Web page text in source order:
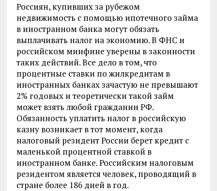
Россиян, купивших за рубежом
недвижимость с помощью ипотечного займа
в иностранном банка могут обязать
выплачивать налог на экономию. В ФНС и
российском минфине уверены в законности
таких действий. Все дело в том, что
процентные ставки по жилкредитам в
иностранных банках зачастую не превышают
2% годовых и теоретически такой займ
может взять любой гражданин РФ.
Обязанность уплатить налог в российскую
казну возникает в тот момент, когда
налоговый резидент России берет кредит с
маленькой процентной ставкой в
иностранном банке. Российским налоговым
резидентом является человек, проводящий в
стране более 186 дней в год.